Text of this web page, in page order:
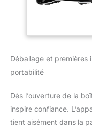
Déballage et premières
portabilité
Dès l’ouverture de la
inspire confiance.
tient aisément dans la